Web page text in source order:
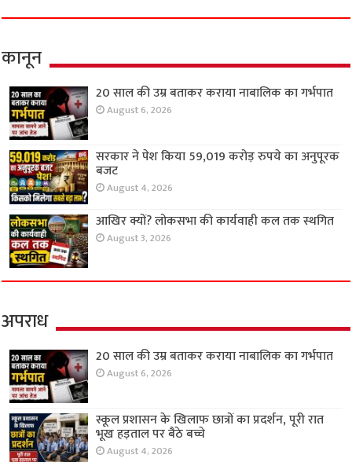
कानून
20 साल की उम्र बताकर कराया नाबालिक का गर्भपात
August 6, 2026
सरकार ने पेश किया 59,019 करोड़ रुपये का अनुपूरक
बजट
August 4, 2026
आखिर क्यों? लोकसभा की कार्यवाही कल तक स्थगित
August 3, 2026
अपराध
20 साल की उम्र बताकर कराया नाबालिक का गर्भपात
August 6, 2026
स्कूल प्रशासन के खिलाफ छात्रों का प्रदर्शन, पूरी रात
भूख हड़ताल पर बैठे बच्चे
August 4, 2026